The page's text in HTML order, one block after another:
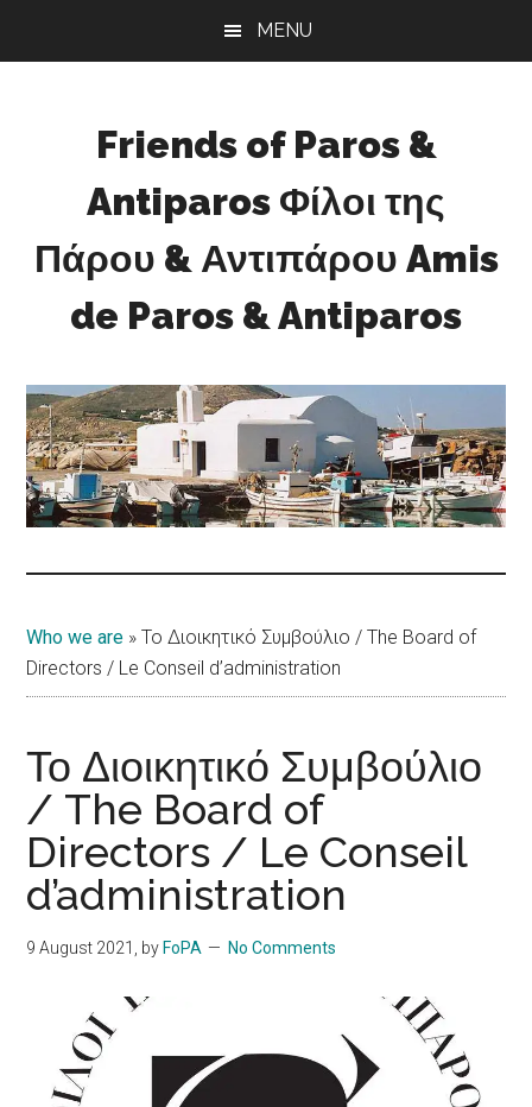
MENU
Friends of Paros &
Antiparos Φίλοι της
Πάρου & Αντιπάρου Amis
de Paros & Antiparos
development
for
Paros
&
Antiparos
Who we are »Το Διοικητικό Συμβούλιο / The Board of
Directors / Le Conseil d’administration
Το Διοικητικό Συμβούλιο
/ The Board of
Directors / Le Conseil
d’administration
9 August 2021 , by FoPA No Comments